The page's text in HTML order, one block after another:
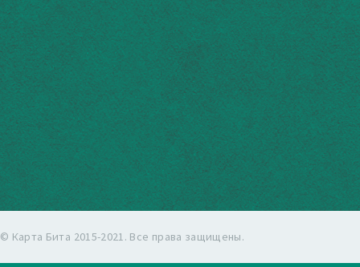
© Карта Бита 2015-2021. Все права защищены.